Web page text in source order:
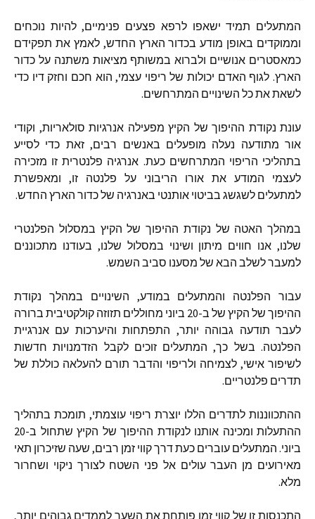
המתעלים תמיד ישאפו לרפא פצעים פנימיים,להיות נוכחים
וממוקדים באופן מודע בכדור הארץ החדש,לאמץ את תפקידם
כמאסטרים אנושיים ולברוא במשותף מציאות משתנה על כדור
הארץ. לגוף האדם יכולות של ריפוי עצמי, הוא חכם וחזק דיו כדי
לשאת את כל השינויים המתרחשים.
עונת נקודת ההיפוך של הקיץ מפעילה אנרגיות סולאריות, וקודי
אור מתודעה נעלה מופעלים באנשים רבים,זאת כדי לסייע
בתהליכי הריפוי המתרחשים כעת. אנרגיה פלנטרית זו מזכירה
לעצמי המודע את אורו הריבוני על פלנטה זו, ומאפשרת
למתעלים לשגשג בביטוי אותנטי באנרגיה של כדור הארץ החדש.
במהלך האטה של נקודת ההיפוך של הקיץ במסלול הפלנטרי
שלנו, אנו חווים מיתון ושינוי במסלול שלנו, בעודנו מתכוננים
למעבר לשלב הבא של מסענו סביב השמש.
עבור הפלנטה והמתעלים במודע, השינויים במהלך נקודת
ההיפוך של הקיץ של ב-20
ביוני מחוללים תזוזה קולקטיבית ברורה
לעבר תודעה גבוהה יותר, התפתחות והיערכות עם אנרגיית
הפלנטה. בשל כך, המתעלים זוכים לקבל הזדמנויות חדשות
לשיפור אישי, לצמיחה ולריפוי והדבר תורם להעלאה כוללת של
תדרים פלנטריים.
ההתכווננות לתדרים הללו יוצרת ריפוי עוצמתי, תומכת בתהליך
ההתעלות ומכינה אותנו לנקודת ההיפוך של הקיץ שתחול ב-20
ביוני. המתעלים עוברים כעת דרך קווי זמן רבים, שעה שזיכרון תאי
מאירועים מן העבר עולים אל פני השטח לצורך ניקוי ושחרור
מלא.
התכנסות זו של קווי זמן פותחת את השער לממדים גבוהים יותר,